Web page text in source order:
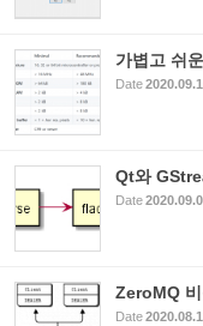
가볍고 쉬
Date
Qt와
Date
ZeroMQ
Date